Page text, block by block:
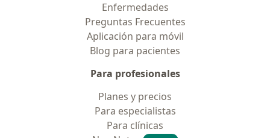
Enfermedades
Preguntas Frecuentes
Aplicación para móvil
Blog para pacientes
Para profesionales
Planes y precios
Para especialistas
Para clínicas